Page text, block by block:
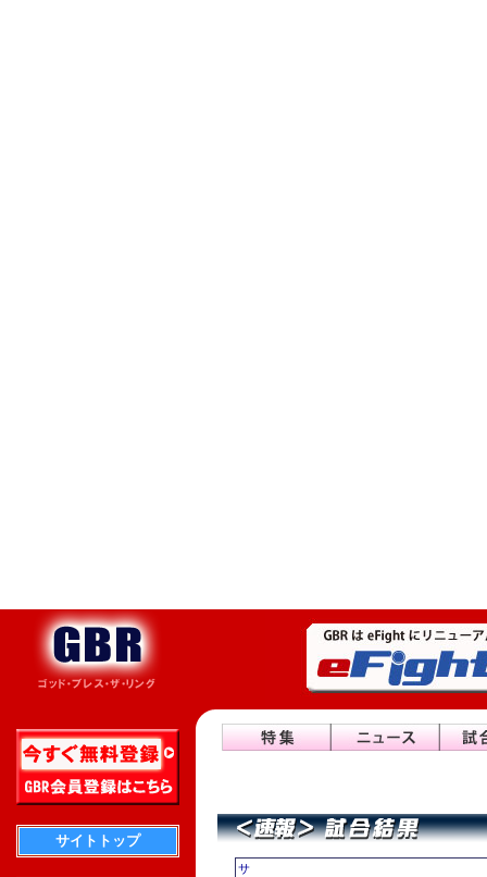
サイトトップ
サ